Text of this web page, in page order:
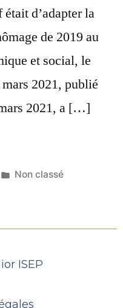
d’adapter la
de 2019 au
et social, le
2021, publié
2021, a […]
Non classé
ISEP